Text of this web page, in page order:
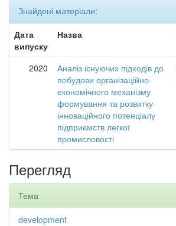
Знайдені матеріали:
Дата
випуску
Назва
2020
Аналіз існуючих підходів до
побудови організаційно-
економічного механізму
формування та розвитку
інноваційного потенціалу
підприємств легкої
промисловості
Перегляд
Тема
development